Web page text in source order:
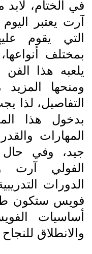
في الختام،
آرت يعتبر
التي يقوم
بمختلف
يلعبه هذا
ومنحها
التفاصيل، لذا
بدخول هذا
المهارات
جيد، وفي
الفولي آرت
الدورات
فويس ستكون
أساسيات
والانطلاق